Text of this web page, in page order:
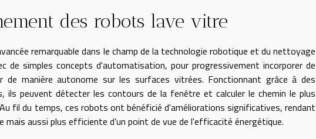
des robots lave vitre
remarquable dans le champ de la technologie robotique et du nettoyage
de simples concepts d'automatisation, pour progressivement incorporer de
de manière autonome sur les surfaces vitrées. Fonctionnant grâce à des
ils peuvent détecter les contours de la fenêtre et calculer le chemin le plus
fil du temps, ces robots ont bénéficié d'améliorations significatives, rendant
aussi plus efficiente d’un point de vue de l'efficacité énergétique.